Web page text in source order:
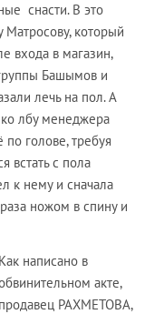
снасти. В это
который
входа в магазин,
Башымов и
лечь на пол. А
лбу менеджера
голове, требуя
встать с пола
к нему и сначала
ножом в спину и
Как написано в
акте,
продавец РАХМЕТОВА,